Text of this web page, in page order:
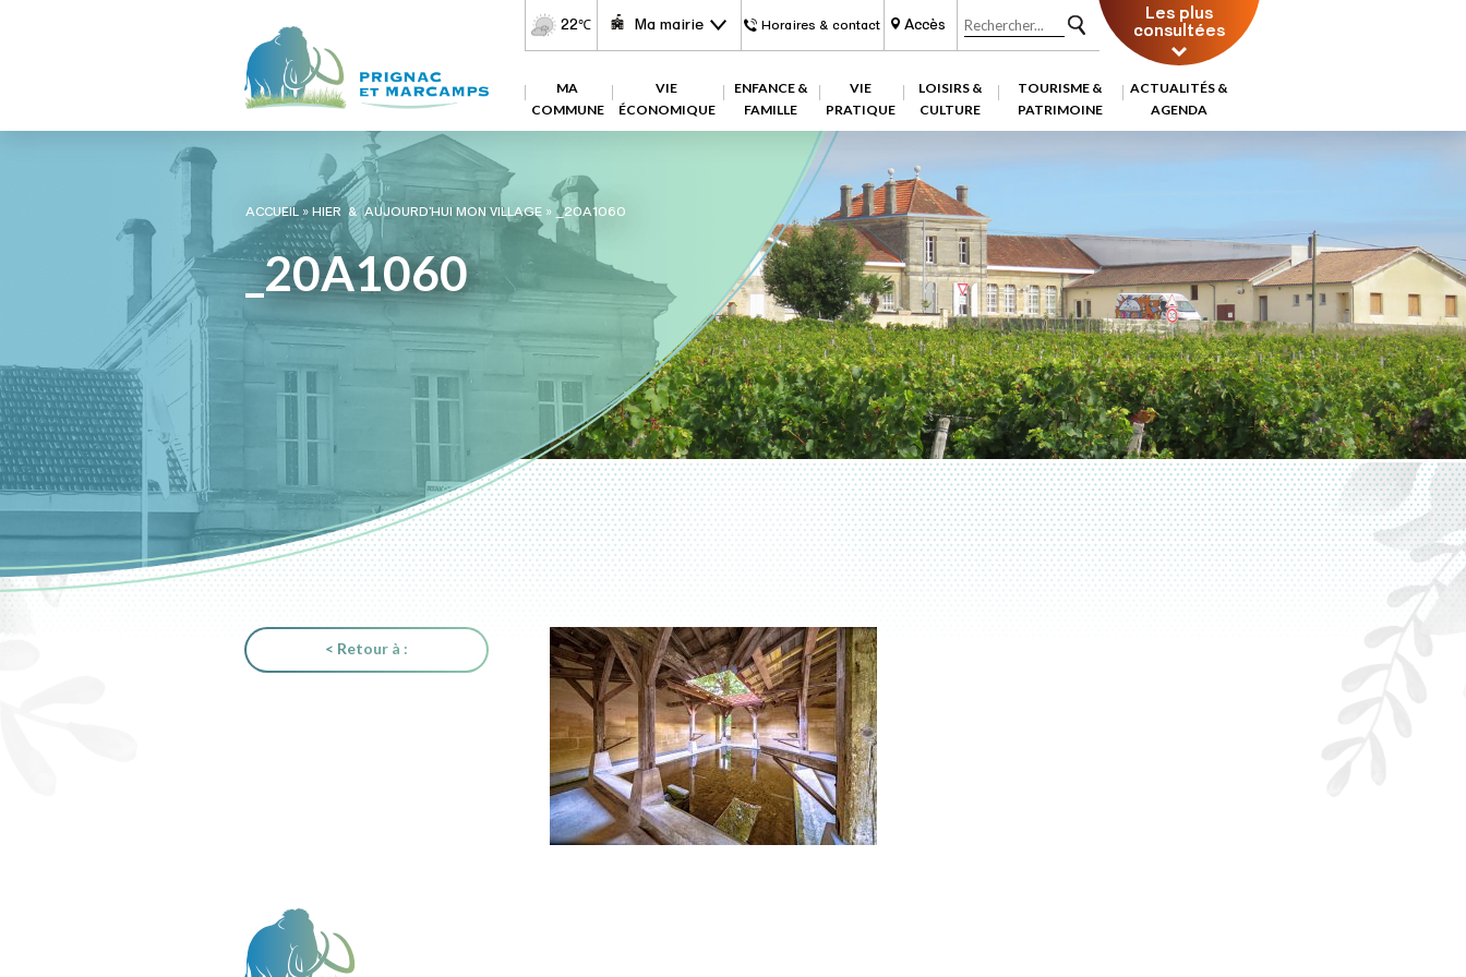
22℃ Ma mairie Horaires & contact Accès Les plus
consultées
MA
COMMUNE
VIE
ÉCONOMIQUE
ENFANCE &
FAMILLE
VIE
PRATIQUE
LOISIRS &
CULTURE
TOURISME &
PATRIMOINE
ACTUALITÉS &
AGENDA
ACCUEIL»HIER & AUJOURD’HUI MON VILLAGE» _20A1060
_20A1060
< Retour à :